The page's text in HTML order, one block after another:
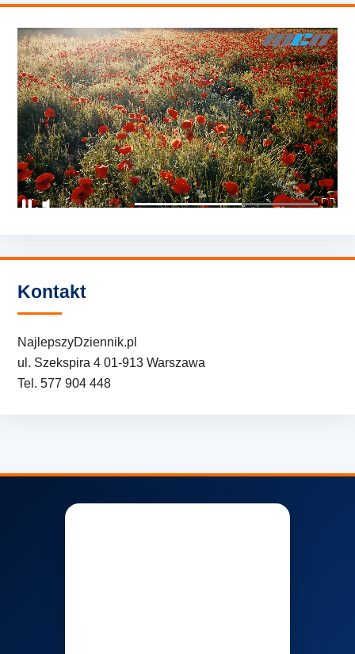
Kontakt
NajlepszyDziennik.pl
ul. Szekspira 4 01-913 Warszawa
Tel. 577 904 448